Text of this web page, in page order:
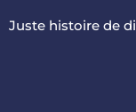
Juste histoire de